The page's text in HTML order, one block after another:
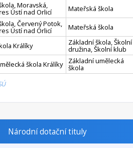
Moravská,
Ústí nad Orlicí
Mateřská škola
Červený Potok,
Ústí nad Orlicí Mateřská škola
Králíky Základní škola, Školní
družina, Školní klub
škola Králíky
Základní umělecká
škola
Národní dotační tituly